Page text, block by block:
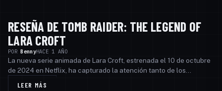
INTERESANTE
RESEÑA DE TOMB RAIDER: THE LEGEND OF
LARA CROFT
PORBennyHACE 1 AÑO
La nueva serie animada de Lara Croft, estrenada el 10 de octubre
de 2024 en Netflix, ha capturado la atención tanto de los
seguidores de la saga como de aquello…
LEER MÁS